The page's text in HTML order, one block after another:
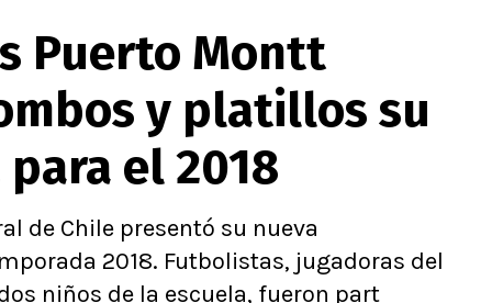
por el mundo
Fútbol Argentino
Fútbol Brasileño
Premier
Serie A
Puerto Montt
y platillos su
el 2018
de Chile presentó su nueva
2018. Futbolistas, jugadoras del
niños de la escuela, fueron part